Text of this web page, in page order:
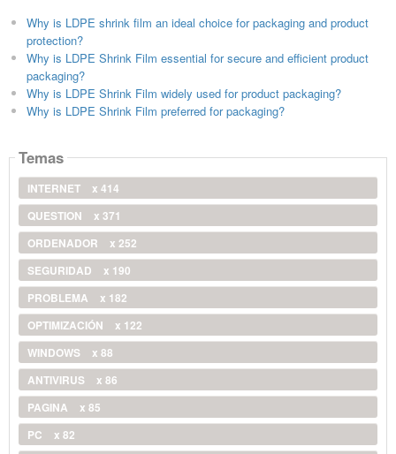
Why is LDPE shrink film an ideal choice for packaging and product
protection?
Why is LDPE Shrink Film essential for secure and efficient product
packaging?
Why is LDPE Shrink Film widely used for product packaging?
Why is LDPE Shrink Film preferred for packaging?
Temas
INTERNET
x 414
QUESTION
x 371
ORDENADOR
x 252
SEGURIDAD
x 190
PROBLEMA
x 182
OPTIMIZACIÓN
x 122
WINDOWS
x 88
ANTIVIRUS
x 86
PAGINA
x 85
PC
x 82